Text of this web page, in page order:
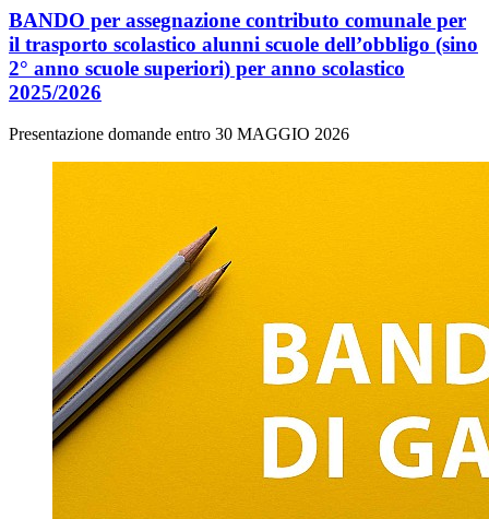
BANDO per assegnazione contributo comunale per
il trasporto scolastico alunni scuole dell’obbligo (sino
2° anno scuole superiori) per anno scolastico
2025/2026
Presentazione domande entro 30 MAGGIO 2026